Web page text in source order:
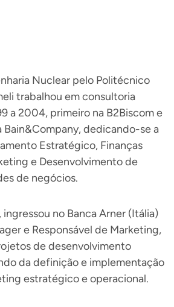
Nuclear pelo Politécnico
trabalhou em consultoria
a 2004, primeiro na B2Biscom e
dedicando-se a
Estratégico, Finanças
e Desenvolvimento de
de negócios.
no Banca Arner (Itália)
e Responsável de Marketing,
de desenvolvimento
da definição e implementação
estratégico e operacional.